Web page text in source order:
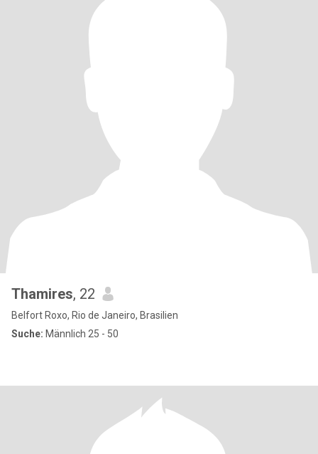
Thamires, 22
Belfort Roxo, Rio de Janeiro, Brasilien
Suche: Männlich 25 - 50